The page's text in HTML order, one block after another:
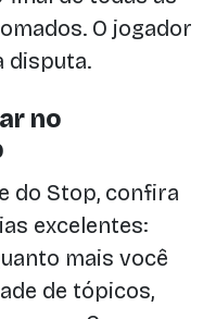
O jogador
disputa.
no
do Stop, confira
excelentes:
mais você
de tópicos,